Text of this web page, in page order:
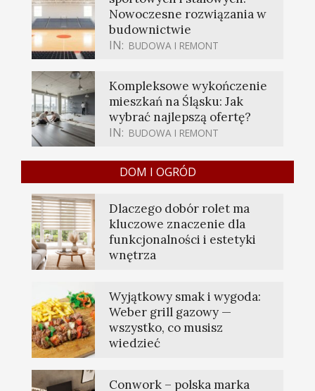
Nowoczesne rozwiązania w
budownictwie
IN: BUDOWA I REMONT
Kompleksowe wykończenie
mieszkań na Śląsku: Jak
wybrać najlepszą ofertę?
IN: BUDOWA I REMONT
DOM I OGRÓD
Dlaczego dobór rolet ma
kluczowe znaczenie dla
funkcjonalności i estetyki
wnętrza
Wyjątkowy smak i wygoda:
Weber grill gazowy —
wszystko, co musisz
wiedzieć
Conwork – polska marka